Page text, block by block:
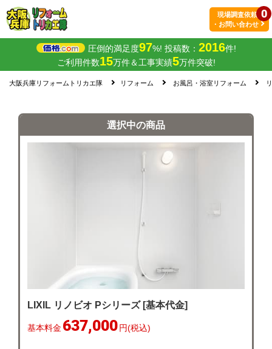
0
現場調査依頼
・お問い合わせ
圧倒的満足度97%! 投稿数： 2016件!
ご利用件数15万件＆工事実績5万件突破!
大阪兵庫リフォームトリカエ隊 リフォーム お風呂・浴室リフォーム
選択中の商品
LIXIL リノビオ Pシリーズ [基本代金]
基本料金 637,000 円(税込)